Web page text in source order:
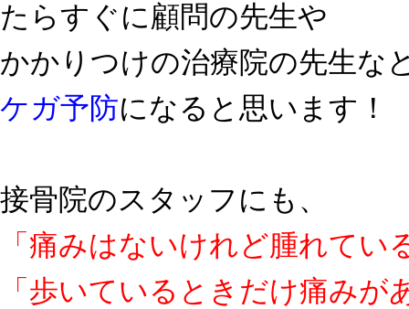
たらすぐに顧問の先生や
かかりつけの治療院の先生な
ケガ予防になると思います！
接骨院のスタッフにも、
「痛みはないけれど腫れてい
「歩いているときだけ痛みが